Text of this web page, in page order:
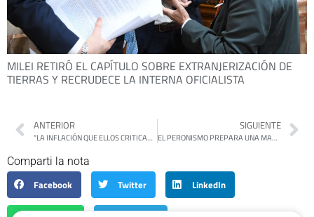
MILEI RETIRÓ EL CAPÍTULO SOBRE EXTRANJERIZACIÓN DE
TIERRAS Y RECRUDECE LA INTERNA OFICIALISTA
ANTERIOR
“LA INFLACIÓN QUE ELLOS CRITICABAN ERA MÁS BAJA”: EL MENSAJE DE CFK TRAS EL DATO DEL INDEC
SIGUIENTE
EL PERONISMO PREPARA UNA MARCHA “CONTUNDENTE” CONTRA LA REFORMA LABORAL
Comparti la nota
Facebook
Twitter LinkedIn